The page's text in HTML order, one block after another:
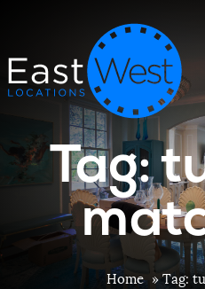
Tag:
Home »Tag: